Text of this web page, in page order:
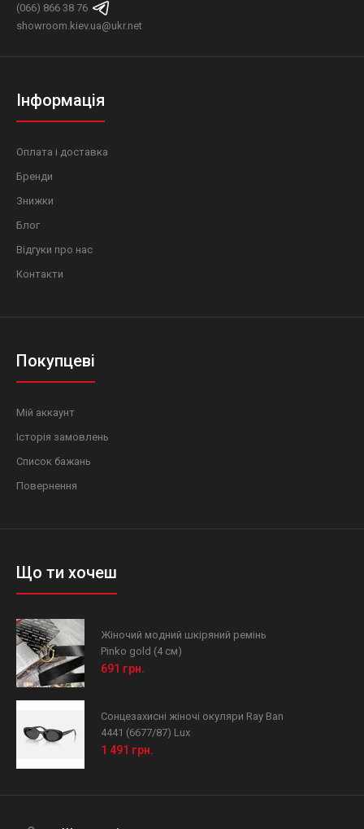
(066) 866 38 76
showroom.kiev.ua@ukr.net
Інформація
Оплата і доставка
Бренди
Знижки
Блог
Відгуки про нас
Контакти
Покупцеві
Мій аккаунт
Історія замовлень
Список бажань
Повернення
Що ти хочеш
Жіночий модний шкіряний ремінь
Pinko gold (4 см)
691 грн.
Сонцезахисні жіночі окуляри Ray Ban
4441 (6677/87) Lux
1 491 грн.